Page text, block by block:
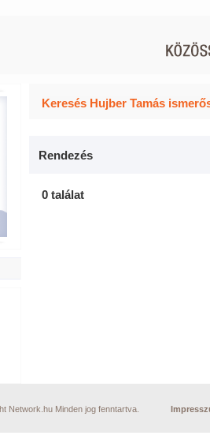
Keresés Hujber Tamás
Rendezés
0 találat
Network.hu Minden jog fenntartva.